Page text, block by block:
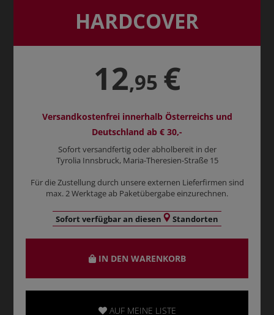
HARDCOVER
12,95 €
Versandkostenfrei innerhalb Österreichs und
Deutschland ab € 30,-
Sofort versandfertig oder abholbereit in der
Tyrolia Innsbruck, Maria-Theresien-Straße 15
Für die Zustellung durch unsere externen Lieferfirmen sind
max. 2 Werktage ab Paketübergabe einzurechnen.
Sofort verfügbar an diesen Standorten
IN DEN WARENKORB
AUF MEINE LISTE